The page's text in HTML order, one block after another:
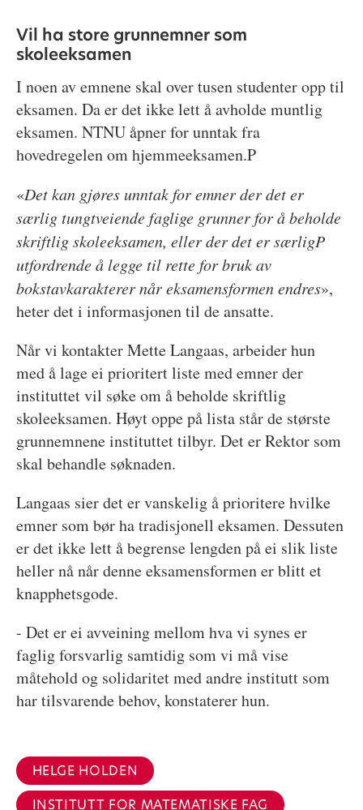
Vil ha store grunnemner som
skoleeksamen
I noen av emnene skal over tusen studenter opp til
eksamen. Da er det ikke lett å avholde muntlig
eksamen. NTNU åpner for unntak fra
hovedregelen om hjemmeeksamen.P
«Det kan gjøres unntak for emner der det er
særlig tungtveiende faglige grunner for å beholde
skriftlig skoleeksamen, eller der det er særligP
utfordrende å legge til rette for bruk av
bokstavkarakterer når eksamensformen endres»,
heter det i informasjonen til de ansatte.
Når vi kontakter Mette Langaas, arbeider hun
med å lage ei prioritert liste med emner der
instituttet vil søke om å beholde skriftlig
skoleeksamen. Høyt oppe på lista står de største
grunnemnene instituttet tilbyr. Det er Rektor som
skal behandle søknaden.
Langaas sier det er vanskelig å prioritere hvilke
emner som bør ha tradisjonell eksamen. Dessuten
er det ikke lett å begrense lengden på ei slik liste
heller nå når denne eksamensformen er blitt et
knapphetsgode.
- Det er ei avveining mellom hva vi synes er
faglig forsvarlig samtidig som vi må vise
måtehold og solidaritet med andre institutt som
har tilsvarende behov, konstaterer hun.
HELGE HOLDEN
INSTITUTT FOR MATEMATISKE FAG